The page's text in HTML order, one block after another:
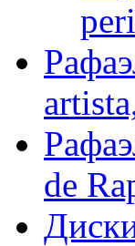
de